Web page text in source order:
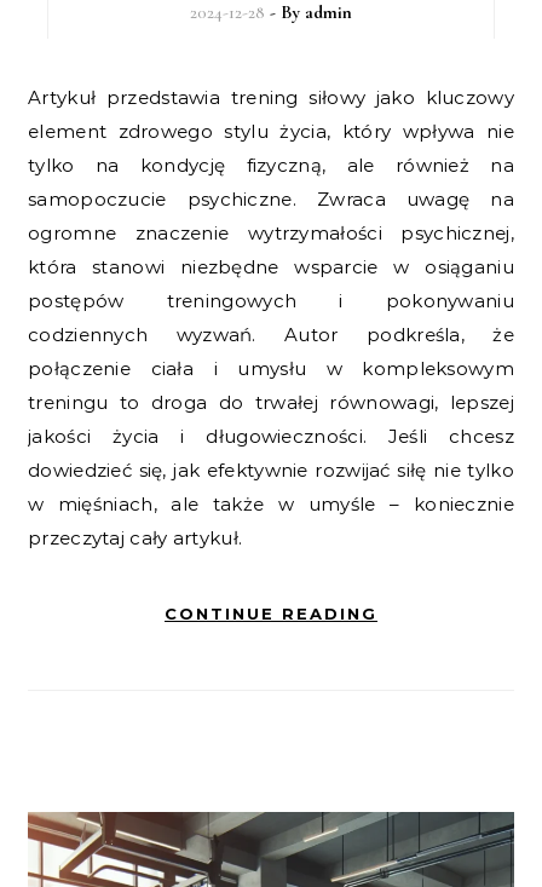
2024-12-28 - By admin
Artykuł przedstawia trening siłowy jako kluczowy
element zdrowego stylu życia, który wpływa nie
tylko na kondycję fizyczną, ale również na
samopoczucie psychiczne. Zwraca uwagę na
ogromne znaczenie wytrzymałości psychicznej,
która stanowi niezbędne wsparcie w osiąganiu
postępów treningowych i pokonywaniu
codziennych wyzwań. Autor podkreśla, że
połączenie ciała i umysłu w kompleksowym
treningu to droga do trwałej równowagi, lepszej
jakości życia i długowieczności. Jeśli chcesz
dowiedzieć się, jak efektywnie rozwijać siłę nie tylko
w mięśniach, ale także w umyśle – koniecznie
przeczytaj cały artykuł.
CONTINUE READING